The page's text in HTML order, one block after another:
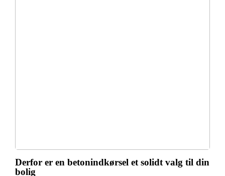
Derfor er en betonindkørsel et solidt valg til din
bolig